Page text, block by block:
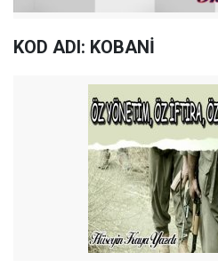
KOD ADI: KOBANİ